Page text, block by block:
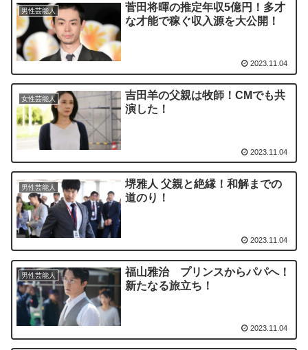
男性芸能人
菅田将暉の推定年収5億円！多才
な才能で稼ぐ収入源を大公開！
2023.11.04
女性芸能人
吉田羊の父親は牧師！CMでも共
演した！
2023.11.04
男性芸能人
堺雅人 父親と絶縁！和解までの
道のり！
2023.11.04
男性芸能人
福山雅治 プリンスからパパへ！
新たなる旅立ち！
2023.11.04